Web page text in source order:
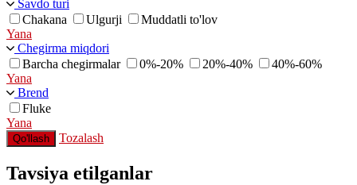
Savdo turi
Chakana
Ulgurji
Muddatli to'lov
Yana
Chegirma miqdori
Barcha chegirmalar
0%-20% 20%-40%
40%-60%
Yana
Brend
Fluke
Yana
Qo'llash Tozalash
Tavsiya etilganlar